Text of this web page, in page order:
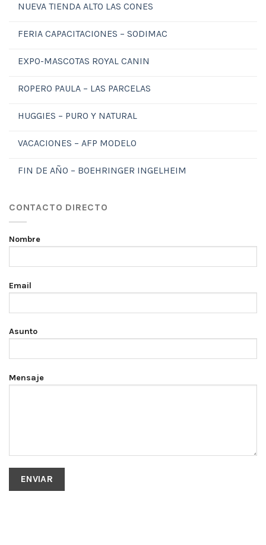
NUEVA TIENDA ALTO LAS CONES
FERIA CAPACITACIONES – SODIMAC
EXPO-MASCOTAS ROYAL CANIN
ROPERO PAULA – LAS PARCELAS
HUGGIES – PURO Y NATURAL
VACACIONES – AFP MODELO
FIN DE AÑO – BOEHRINGER INGELHEIM
CONTACTO DIRECTO
Nombre
Email
Asunto
Mensaje